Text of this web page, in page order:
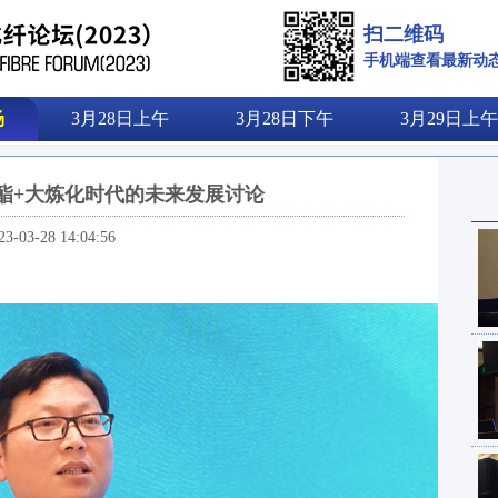
扫二维码
手机端查看最新动
3月28日上午 3月28日下午 3月29日上午
+大炼化时代的未来发展讨论
03-28 14:04:56